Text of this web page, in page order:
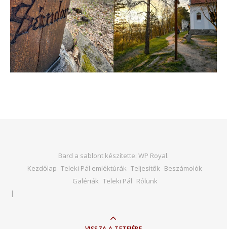
Bard a sablont készítette: WP Royal.
Kezdőlap Teleki Pál emléktúrák Teljesítők Beszámolók
Galériák Teleki Pál Rólunk